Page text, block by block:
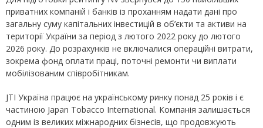
приватних компаній і банків із проханням надати дані про
загальну суму капітальних інвестицій в об’єкти та активи на
території України за період з лютого 2022 року до лютого
2026 року. До розрахунків не включалися операційні витрати,
зокрема фонд оплати праці, поточні ремонти чи виплати
мобілізованим співробітникам.
JTI Україна працює на українському ринку понад 25 років і є
частиною Japan Tobacco International. Компанія залишається
одним із великих міжнародних бізнесів, що продовжують